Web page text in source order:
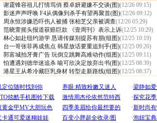
谢霆锋容祖儿打情骂俏 蔡卓妍避嫌不交谈(图)(12/26 09:15)
影迷声声呼唤 F4从偶像到杀手有望再聚首(图)(12/26 09:12)
周永恒涉嫌恐吓伤人被捕 张柏芝父亲被调查(12/26 05:29)
范晓萱摇头报道获赔巨款 《壹周刊》表示上诉(12/25 10:29)
林心如赴纽约游学 恳请传媒别提苏有朋(组图)(12/25 10:19)
台一哥张菲再成焦点 韩星放话要重追到手(图)(12/25 09:20)
郭富城拍牙膏广告 玩倒立跳舞高难动作(组图)(12/25 09:11)
怕遭遇刘德华迷追杀 喻可欣决定放弃出书(图)(12/25 08:39)
港星王从希冷藏巨乳身材 转型走新路线(组图)(12/25 08:37)